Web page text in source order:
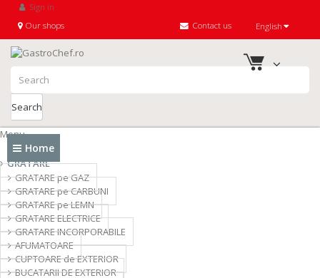
Sign in
English
Contact us
Our shops
Search
Menu
Home
GRATARE
GRATARE pe GAZ
GRATARE pe CARBUNI
GRATARE pe LEMN
GRATARE ELECTRICE
GRATARE INCORPORABILE
AFUMATOARE
CUPTOARE de EXTERIOR
BUCATARII DE EXTERIOR